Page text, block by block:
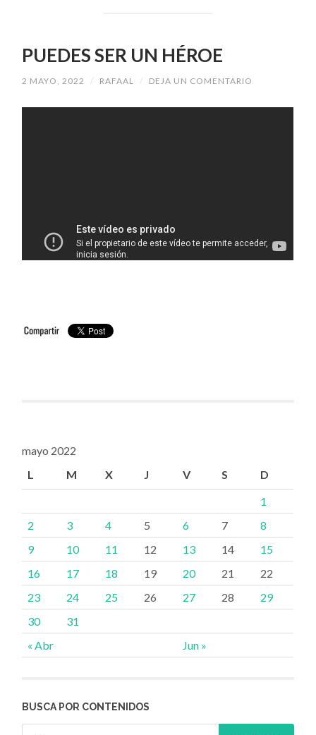
PUEDES SER UN HÉROE
2 MAYO, 2022 / RAFAAL / DEJA UN COMENTARIO
mayo 2022
L
M X J V S D
« Abr Jun »
1
2
3 4 5 6 7
8
9
10 11 12 13 14
15
16
17 18 19 20 21
22
23
24 25 26 27 28
29
30
31
BUSCA POR CONTENIDOS